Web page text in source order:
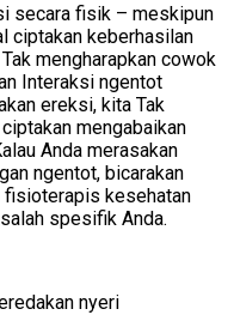
secara fisik – meskipun
ciptakan keberhasilan
mengharapkan cowok
Interaksi ngentot
ereksi, kita Tak
mengabaikan
Anda merasakan
ngentot, bicarakan
fisioterapis kesehatan
spesifik Anda.
nyeri